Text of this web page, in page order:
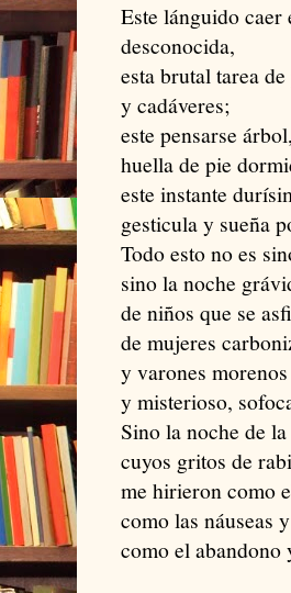
Este lánguido caer
desconocida,
esta brutal tarea
y cadáveres;
este pensarse
huella de pie
este instante
gesticula y sueña
Todo esto no es
sino la noche
de niños que se
de mujeres
y varones
y misterioso,
Sino la noche de
cuyos gritos de
me hirieron como
como las náuseas
como el abandono